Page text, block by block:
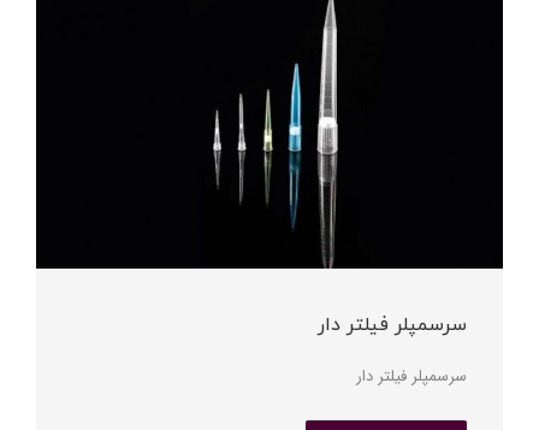
سرسمپلر فیلتر دار
سرسمپلر فیلتر دار